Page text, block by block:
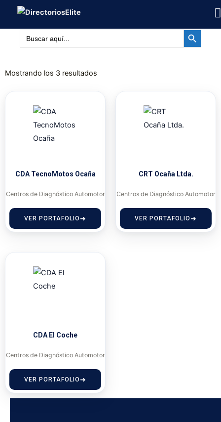
contenido
Buscar: BOTÓN DE
Mostrando los 3 resultados
CDA TecnoMotos Ocaña
Centros de Diagnóstico Automotor
VER PORTAFOLIO
CRT Ocaña Ltda.
Centros de Diagnóstico Automotor
VER PORTAFOLIO
CDA El Coche
Centros de Diagnóstico Automotor
VER PORTAFOLIO